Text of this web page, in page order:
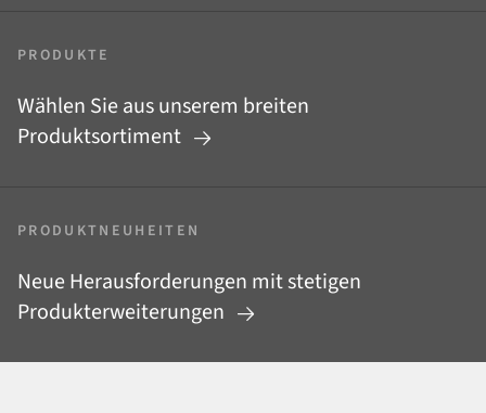
PRODUKTE
Wählen Sie aus unserem breiten
Produktsortiment
PRODUKTNEUHEITEN
Neue Herausforderungen mit stetigen
Produkterweiterungen